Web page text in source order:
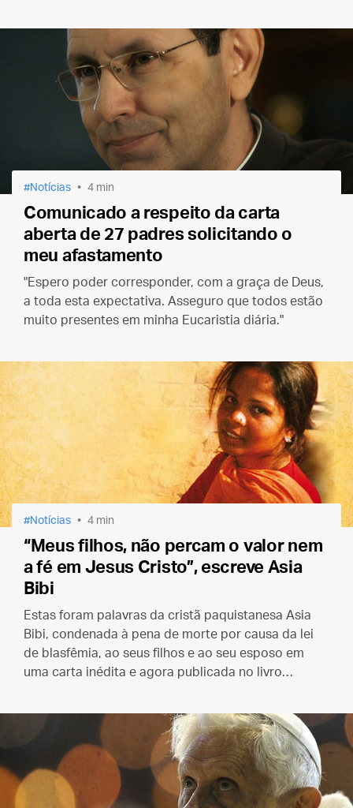
Notícias 4 min
Comunicado a respeito da carta
aberta de 27 padres solicitando o
meu afastamento
"Espero poder corresponder, com a graça de Deus,
a toda esta expectativa. Asseguro que todos estão
muito presentes em minha Eucaristia diária."
Notícias 4 min
“Meus filhos, não percam o valor nem
a fé em Jesus Cristo”, escreve Asia
Bibi
Estas foram palavras da cristã paquistanesa Asia
Bibi, condenada à pena de morte por causa da lei
de blasfêmia, ao seus filhos e ao seu esposo em
uma carta inédita e agora publicada no livro